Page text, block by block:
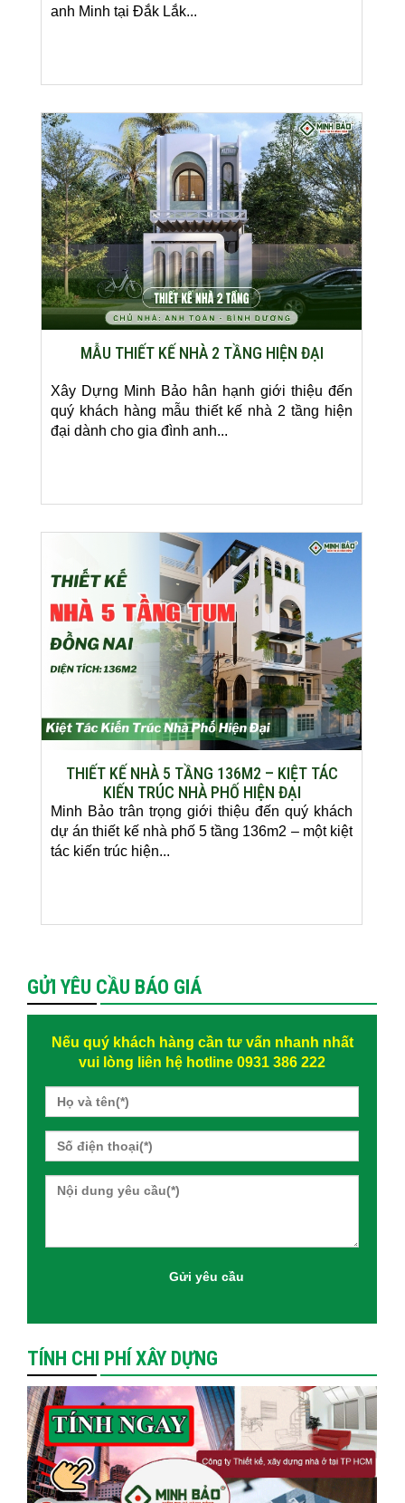
anh Minh tại Đắk Lắk...
MẪU THIẾT KẾ NHÀ 2 TẦNG HIỆN ĐẠI
Xây Dựng Minh Bảo hân hạnh giới thiệu đến
quý khách hàng mẫu thiết kế nhà 2 tầng hiện
đại dành cho gia đình anh...
THIẾT KẾ NHÀ 5 TẦNG 136M2 – KIỆT TÁC
KIẾN TRÚC NHÀ PHỐ HIỆN ĐẠI
Minh Bảo trân trọng giới thiệu đến quý khách
dự án thiết kế nhà phố 5 tầng 136m2 – một kiệt
tác kiến trúc hiện...
GỬI YÊU CẦU BÁO GIÁ
Nếu quý khách hàng cần tư vấn nhanh nhất
vui lòng liên hệ hotline 0931 386 222
TÍNH CHI PHÍ XÂY DỰNG